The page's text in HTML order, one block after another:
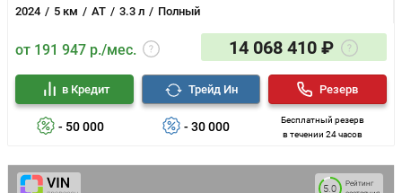
2024 5 км AT 3.3 л Полный
от 191 947 р./мес. 14 068 410 ₽
- 50 000
в Кредит
- 30 000
Трейд Ин
Бесплатный резерв
в течении 24 часов
Резерв
Рейтинг
5.0